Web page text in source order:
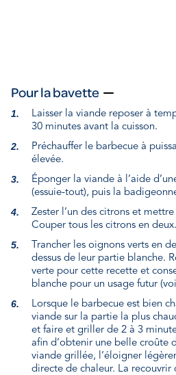
Pour la bavette
Laisser la viande reposer à
30 minutes avant la cuisson.
Préchauffer le barbecue à
élevée.
Éponger la viande à l’aide
(essuie-tout), puis la
Zester l’un des citrons et
Couper tous les citrons en deux.
Trancher les oignons verts en
dessus de leur partie blanche.
verte pour cette recette et
blanche pour un usage futur
Lorsque le barbecue est bien
viande sur la partie la plus
et faire et griller de 2 à 3
afin d’obtenir une belle croûte
viande grillée, l’éloigner
directe de chaleur. La recouvrir